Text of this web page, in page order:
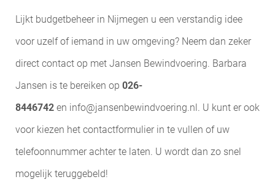
Lijkt budgetbeheer in Nijmegen u een verstandig idee
voor uzelf of iemand in uw omgeving? Neem dan zeker
direct contact op met Jansen Bewindvoering. Barbara
Jansen is te bereiken op 026-
8446742 en info@jansenbewindvoering.nl. U kunt er ook
voor kiezen het contactformulier in te vullen of uw
telefoonnummer achter te laten. U wordt dan zo snel
mogelijk teruggebeld!